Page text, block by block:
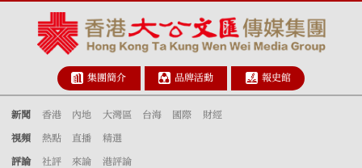
集團簡介 品牌活動 報史館
新聞 香港 內地 大灣區 台海 國際 財經
視頻 熱點 直播 精選
評論 社評 來論 港評論